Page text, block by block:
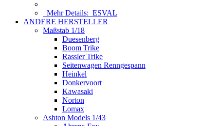
Mehr Details: ESVAL
ANDERE HERSTELLER
Maßstab 1/18
Duesenberg
Boom Trike
Rassler Trike
Seitenwagen Renngespann
Heinkel
Donkervoort
Kawasaki
Norton
Lomax
Ashton Models 1/43